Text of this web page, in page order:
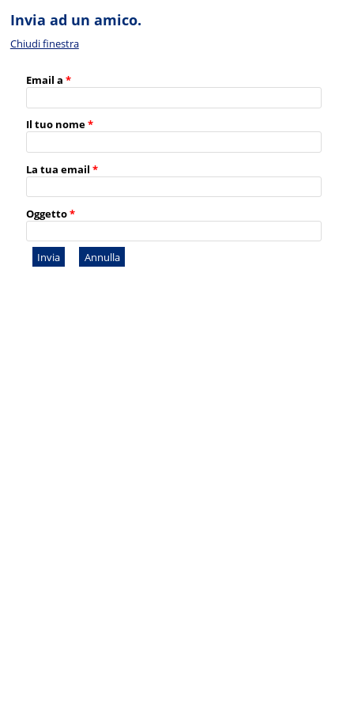
Invia ad un amico.
Chiudi finestra
Email a *
Il tuo nome*
La tua email *
Oggetto*
Invia Annulla